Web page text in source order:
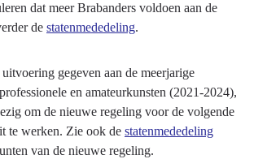
dat meer Brabanders voldoen aan de
de statenmededeling.
gegeven aan de meerjarige
en amateurkunsten (2021-2024),
om de nieuwe regeling voor de volgende
te werken. Zie ook de statenmededeling
van de nieuwe regeling.